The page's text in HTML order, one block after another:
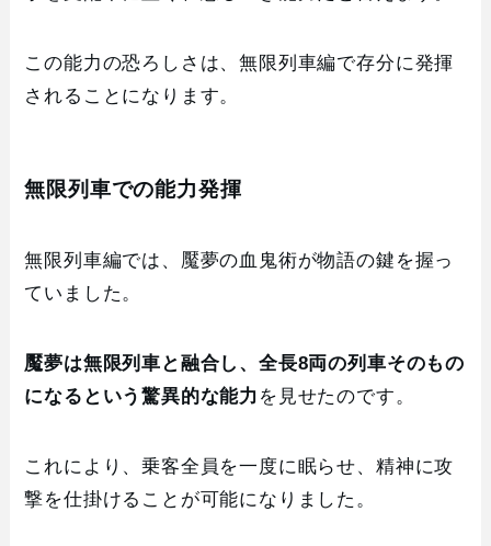
この能力の恐ろしさは、無限列車編で存分に発揮
されることになります。
無限列車での能力発揮
無限列車編では、魘夢の血鬼術が物語の鍵を握っ
ていました。
魘夢は無限列車と融合し、全長8両の列車そのもの
になるという驚異的な能力 を見せたのです。
これにより、乗客全員を一度に眠らせ、精神に攻
撃を仕掛けることが可能になりました。